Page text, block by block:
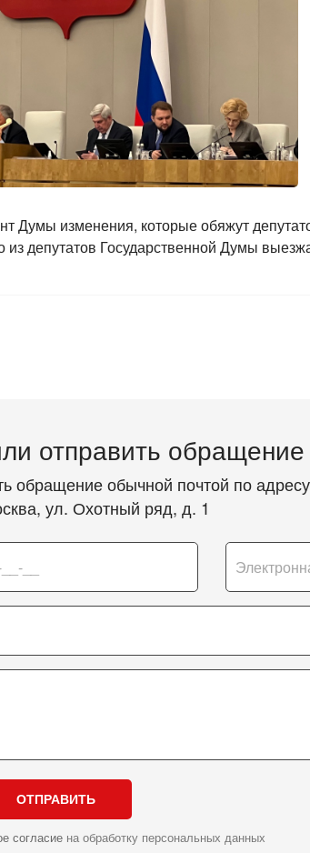
изменения, которые обяжут
депутатов Государственной Думы
отправить обращение
обращение обычной почтой по
ул. Охотный ряд, д. 1
ОТПРАВИТЬ
согласиена обработку персональных данных